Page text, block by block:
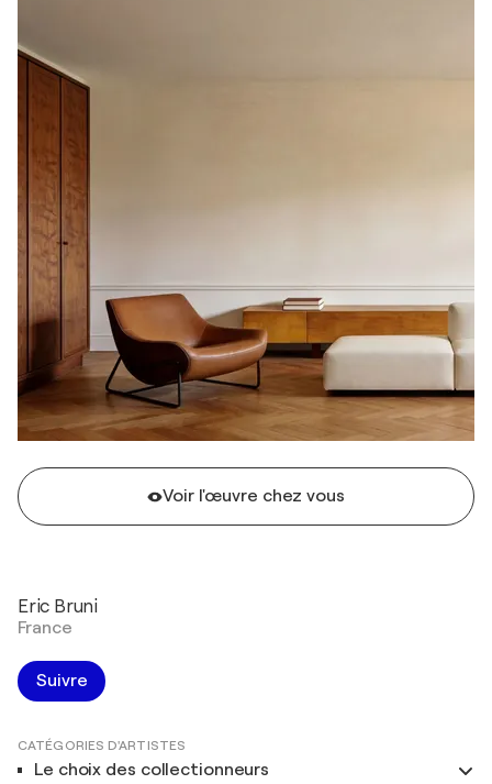
Voir l'œuvre chez vous
Eric Bruni
France
Suivre
CATÉGORIES D'ARTISTES
Le choix des collectionneurs